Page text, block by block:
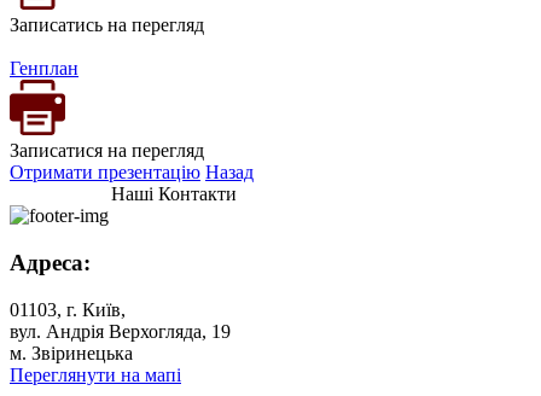
Записатись на перегляд
Генплан
Записатися на перегляд
Отримати презентацію Назад
Наші Контакти
Адреса:
01103, г. Київ,
вул. Андрія Верхогляда, 19
м. Звіринецька
Переглянути на мапі